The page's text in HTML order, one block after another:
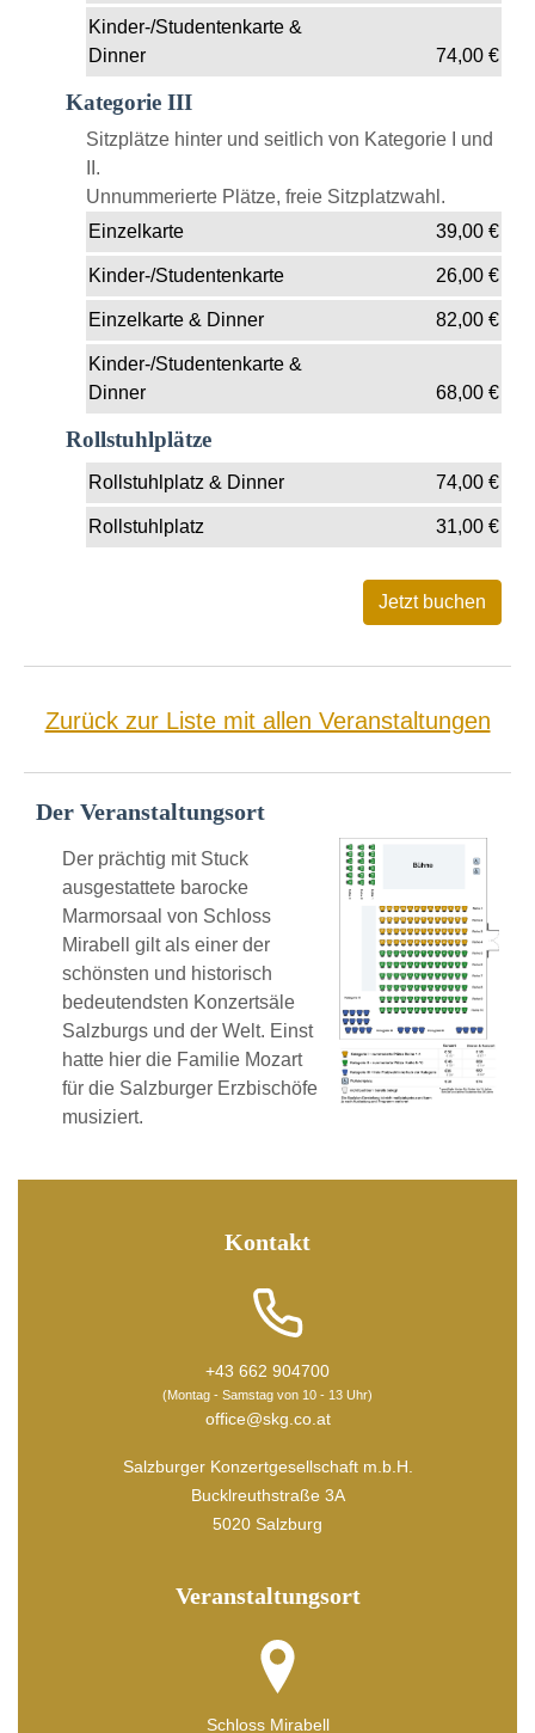
Kinder-/Studentenkarte &
Dinner
74,00€
Kategorie III
Sitzplätze hinter und seitlich von Kategorie I und
II.
Unnummerierte Plätze, freie Sitzplatzwahl.
Einzelkarte
39,00€
Kinder-/Studentenkarte 26,00€
Einzelkarte & Dinner 82,00€
Kinder-/Studentenkarte &
Dinner
68,00€
Rollstuhlplätze
Rollstuhlplatz & Dinner 74,00€
Rollstuhlplatz 31,00€
Zurück zur Liste mit allen Veranstaltungen
Der Veranstaltungsort
Der prächtig mit Stuck
ausgestattete barocke
Marmorsaal von Schloss
Mirabell gilt als einer der
schönsten und historisch
bedeutendsten Konzertsäle
Salzburgs und der Welt. Einst
hatte hier die Familie Mozart
für die Salzburger Erzbischöfe
musiziert.
Kontakt
+43 662 904700
(Montag - Samstag von 10 - 13 Uhr)
office@skg.co.at
Salzburger Konzertgesellschaft m.b.H.
Bucklreuthstraße 3A
5020 Salzburg
Veranstaltungsort
Schloss Mirabell